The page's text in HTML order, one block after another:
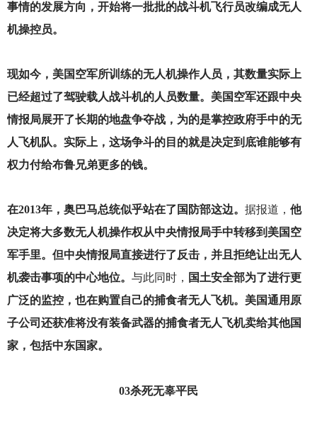
事情的发展方向，开始将一批批的战斗机飞行员改编成无人
机操控员。
现如今，美国空军所训练的无人机操作人员，其数量实际上
已经超过了驾驶载人战斗机的人员数量。美国空军还跟中央
情报局展开了长期的地盘争夺战，为的是掌控政府手中的无
人飞机队。实际上，这场争斗的目的就是决定到底谁能够有
权力付给布鲁兄弟更多的钱。
在2013年，奥巴马总统似乎站在了国防部这边。 据报道， 他
决定将大多数无人机操作权从中央情报局手中转移到美国空
军手里。但中央情报局直接进行了反击，并且拒绝让出无人
机袭击事项的中心地位。 与此同时， 国土安全部为了进行更
广泛的监控，也在购置自己的捕食者无人飞机。美国通用原
子公司还获准将没有装备武器的捕食者无人飞机卖给其他国
家，包括中东国家。
03杀死无辜平民